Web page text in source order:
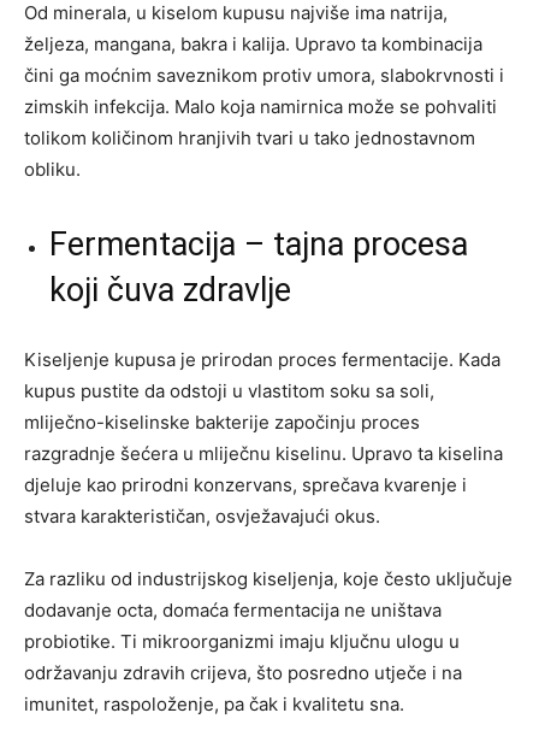
Od minerala, u kiselom kupusu najviše ima natrija,
željeza, mangana, bakra i kalija. Upravo ta kombinacija
čini ga moćnim saveznikom protiv umora, slabokrvnosti i
zimskih infekcija. Malo koja namirnica može se pohvaliti
tolikom količinom hranjivih tvari u tako jednostavnom
obliku.
Fermentacija – tajna procesa
koji čuva zdravlje
Kiseljenje kupusa je prirodan proces fermentacije. Kada
kupus pustite da odstoji u vlastitom soku sa soli,
mliječno-kiselinske bakterije započinju proces
razgradnje šećera u mliječnu kiselinu. Upravo ta kiselina
djeluje kao prirodni konzervans, sprečava kvarenje i
stvara karakterističan, osvježavajući okus.
Za razliku od industrijskog kiseljenja, koje često uključuje
dodavanje octa, domaća fermentacija ne uništava
probiotike. Ti mikroorganizmi imaju ključnu ulogu u
održavanju zdravih crijeva, što posredno utječe i na
imunitet, raspoloženje, pa čak i kvalitetu sna.